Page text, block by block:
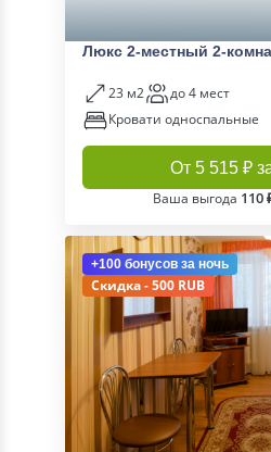
Люкс 2-местный 2-
23 м2
до 4 мест
Кровати односпальные
От 5 515 ₽
Ваша выгода 110
+100 бонусов за ночь
Скидка - 500 RUB